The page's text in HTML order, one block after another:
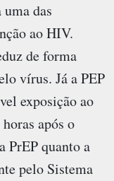
das
ao HIV.
de forma
vírus. Já a PEP
exposição ao
após o
PrEP quanto a
pelo Sistema